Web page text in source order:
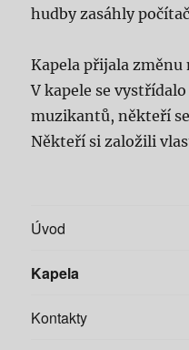
hudby zasáhly
Kapela přijala změnu
V kapele se
muzikantů, někteří
Někteří si založili
Úvod
Kapela
Kontakty